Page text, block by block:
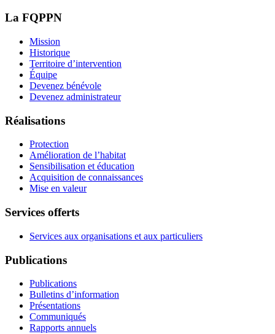
La FQPPN
Mission
Historique
Territoire d’intervention
Équipe
Devenez bénévole
Devenez administrateur
Réalisations
Protection
Amélioration de l’habitat
Sensibilisation et éducation
Acquisition de connaissances
Mise en valeur
Services offerts
Services aux organisations et aux particuliers
Publications
Publications
Bulletins d’information
Présentations
Communiqués
Rapports annuels